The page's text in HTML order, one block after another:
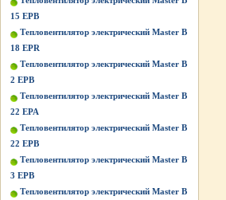
15 EPB
Тепловентилятор электрический Master B
18 EPR
Тепловентилятор электрический Master B
2 EPB
Тепловентилятор электрический Master B
22 EPA
Тепловентилятор электрический Master B
22 EPB
Тепловентилятор электрический Master B
3 EPB
Тепловентилятор электрический Master B